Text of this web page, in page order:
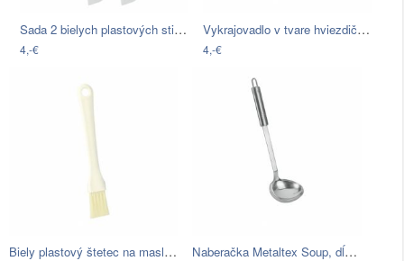
Sada 2 bielych plastových stierok s…
4,-€
Vykrajovadlo v tvare hviezdičky…
4,-€
Biely plastový štetec na maslo Metaltex… Naberačka Metaltex Soup, dĺžka 31 cm